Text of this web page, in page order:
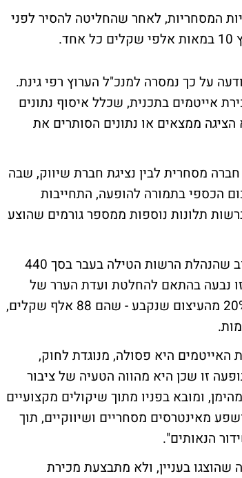
המסחריות, לאחר שהחליטה להסיר לפני
על כך נמסרה למנכ"ל הערוץ רפי גינת.
אייטמים בתכנית, שכלל איסוף נתונים
שימוע להנהלת הערוץ. ברשות טוענים כי ערוץ 10 לא הציגה ממצאים או נתונים הסותרים את
מסחרית לבין נציגת חברת שיווק, שבה
הכספי בתמורה להופעה, התחייבות
תלונות נוספות ממספר גורמים שהוצע
בנוסף להורדת התכנית, הרשות תגבה מהערוץ את יתרת החוב שהנהלת הרשות הטילה בעבר בסך 440
נבעה בהתאם להחלטת ועדת הערר של
מועצת הרשות השנייה מחודש נובמבר האחרון שקבעה כי 20% מהעיצום שנקבע - שהם 88 אלף שקלים,
היא פסולה, מנוגדת לחוק,
זו שכן היא מהווה הטעיה של ציבור
ומובא בפניו מתוך שיקולים מקצועיים
מאינטרסים מסחריים ושיווקיים, תוך
הנאותים".
שהוצגו בעניין, ולא מתבצעת מכירת